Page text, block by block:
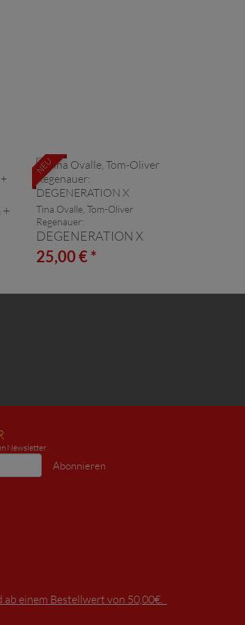
+
NEU
Tina Ovalle, Tom-Oliver
Regenauer:
DEGENERATION X
25,00 € *
Newsletter
Abonnieren
einem Bestellwert von 50,00€.